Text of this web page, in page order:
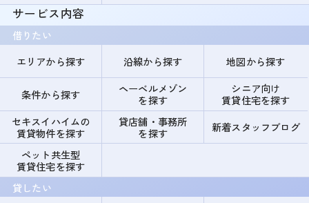
サービス内容
借りたい
エリアから探す
沿線から探す 地図から探す
条件から探す
ヘーベルメゾン
を探す
シニア向け
賃貸住宅を探す
セキスイハイムの
賃貸物件を探す
貸店舗・事務所
を探す
新着スタッフブログ
ペット共生型
賃貸住宅を探す
貸したい